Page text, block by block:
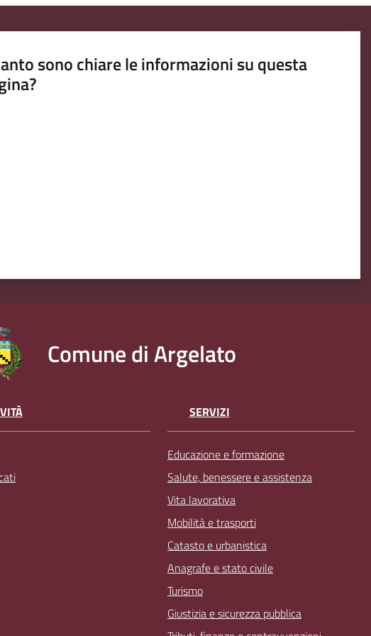
sono chiare le informazioni su questa
Comune di Argelato
SERVIZI
Educazione e formazione
Salute, benessere e assistenza
Vita lavorativa
Mobilità e trasporti
Catasto e urbanistica
Anagrafe e stato civile
Turismo
Giustizia e sicurezza pubblica